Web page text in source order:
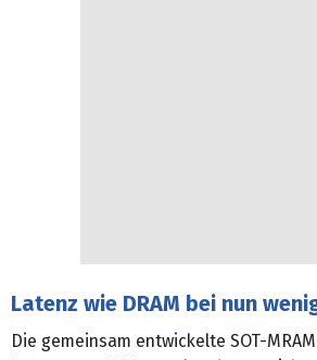
Latenz wie DRAM bei nun
Die gemeinsam entwickelte SOT-